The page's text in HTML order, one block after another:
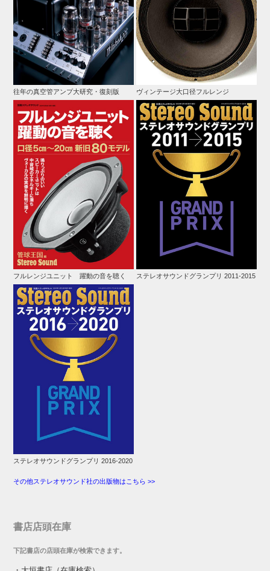
往年の真空管アンプ大研究・復刻版 ヴィンテージ大口径フルレンジ
フルレンジユニット 躍動の音を聴く ステレオサウンドグランプリ 2011-2015
ステレオサウンドグランプリ 2016-2020
その他ステレオサウンド社の出版物はこちら >>
書店店頭在庫
下記書店の店頭在庫が検索できます。